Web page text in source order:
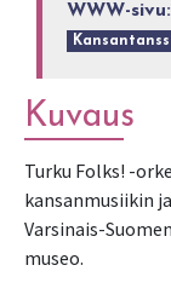
WWW-sivu:
Kuvaus
Turku Folks! -
kansanmusiikin
Varsinais-
museo.